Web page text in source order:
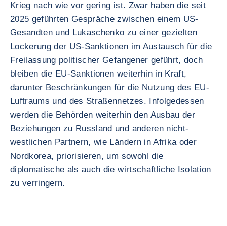
Krieg nach wie vor gering ist. Zwar haben die seit
2025 geführten Gespräche zwischen einem US-
Gesandten und Lukaschenko zu einer gezielten
Lockerung der US-Sanktionen im Austausch für die
Freilassung politischer Gefangener geführt, doch
bleiben die EU-Sanktionen weiterhin in Kraft,
darunter Beschränkungen für die Nutzung des EU-
Luftraums und des Straßennetzes. Infolgedessen
werden die Behörden weiterhin den Ausbau der
Beziehungen zu Russland und anderen nicht-
westlichen Partnern, wie Ländern in Afrika oder
Nordkorea, priorisieren, um sowohl die
diplomatische als auch die wirtschaftliche Isolation
zu verringern.